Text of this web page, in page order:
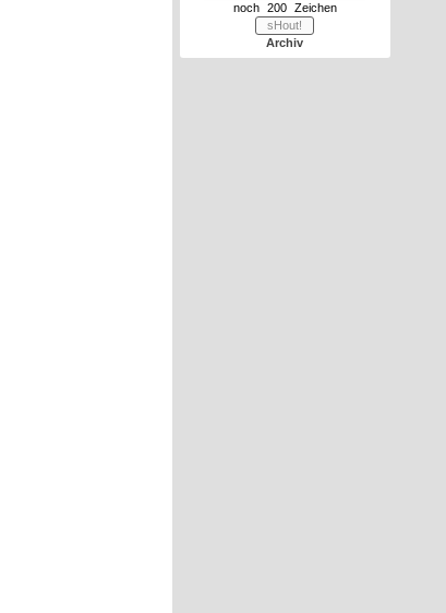
noch Zeichen
Archiv